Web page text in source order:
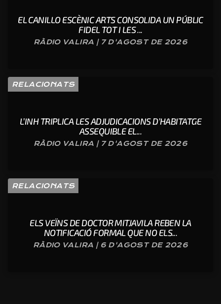
EL CANILLO ESCÈNIC ARTS CONSOLIDA UN PÚBLIC
FIDEL TOT I LES ...
RÀDIO VALIRA | 7 D'AGOST DE 2026
RELACIONATS
L’INH TRIPLICA LES ADJUDICACIONS D’HABITATGE
ASSEQUIBLE EL...
RÀDIO VALIRA | 7 D'AGOST DE 2026
RELACIONATS
ELS VEÏNS DE DOCTOR MITJAVILA REBEN LA
NOTIFICACIÓ FORMAL QUE NO ELS...
RÀDIO VALIRA | 6 D'AGOST DE 2026